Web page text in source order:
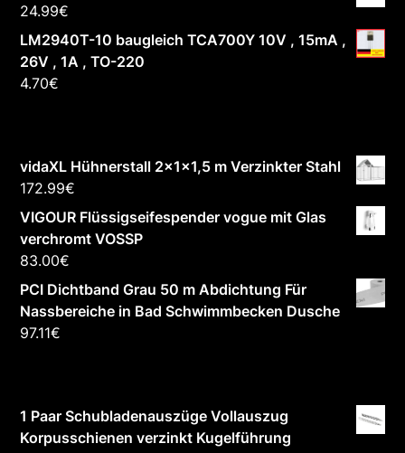
24.99€
LM2940T-10 baugleich TCA700Y 10V , 15mA ,
26V , 1A , TO-220
4.70€
vidaXL Hühnerstall 2x1x1,5 m Verzinkter Stahl
172.99€
VIGOUR Flüssigseifespender vogue mit Glas
verchromt VOSSP
83.00€
PCI Dichtband Grau 50 m Abdichtung Für
Nassbereiche in Bad Schwimmbecken Dusche
97.11€
1 Paar Schubladenauszüge Vollauszug
Korpusschienen verzinkt Kugelführung